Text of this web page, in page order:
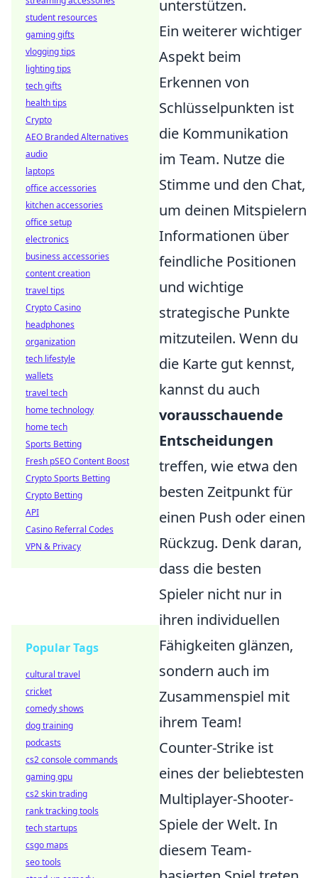
unterstützen.
Ein weiterer wichtiger
Aspekt beim
Erkennen von
Schlüsselpunkten ist
die Kommunikation
im Team. Nutze die
Stimme und den Chat,
um deinen Mitspielern
Informationen über
feindliche Positionen
und wichtige
strategische Punkte
mitzuteilen. Wenn du
die Karte gut kennst,
kannst du auch
vorausschauende
Entscheidungen
treffen, wie etwa den
besten Zeitpunkt für
einen Push oder einen
Rückzug. Denk daran,
dass die besten
Spieler nicht nur in
ihren individuellen
Fähigkeiten glänzen,
sondern auch im
Zusammenspiel mit
ihrem Team!
Counter-Strike ist
eines der beliebtesten
Multiplayer-Shooter-
Spiele der Welt. In
diesem Team-
student resources
gaming gifts
vlogging tips
lighting tips
tech gifts
health tips
Crypto
AEO Branded Alternatives
audio
laptops
office accessories
kitchen accessories
office setup
electronics
business accessories
content creation
travel tips
Crypto Casino
headphones
organization
tech lifestyle
wallets
travel tech
home technology
home tech
Sports Betting
Fresh pSEO Content Boost
Crypto Sports Betting
Crypto Betting
API
Casino Referral Codes
VPN & Privacy
Popular Tags
cultural travel
cricket
comedy shows
dog training
podcasts
cs2 console commands
gaming gpu
cs2 skin trading
rank tracking tools
tech startups
csgo maps
seo tools